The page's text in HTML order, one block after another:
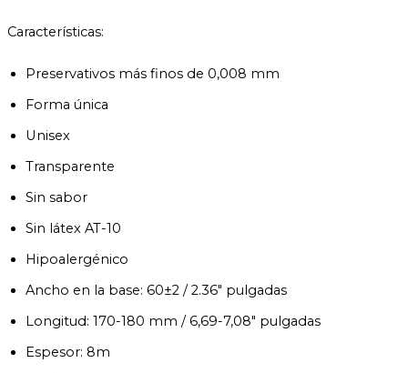
Características:
Preservativos más finos de 0,008 mm
Forma única
Unisex
Transparente
Sin sabor
Sin látex AT-10
Hipoalergénico
Ancho en la base: 60±2 / 2.36″ pulgadas
Longitud: 170-180 mm / 6,69-7,08″ pulgadas
Espesor: 8m